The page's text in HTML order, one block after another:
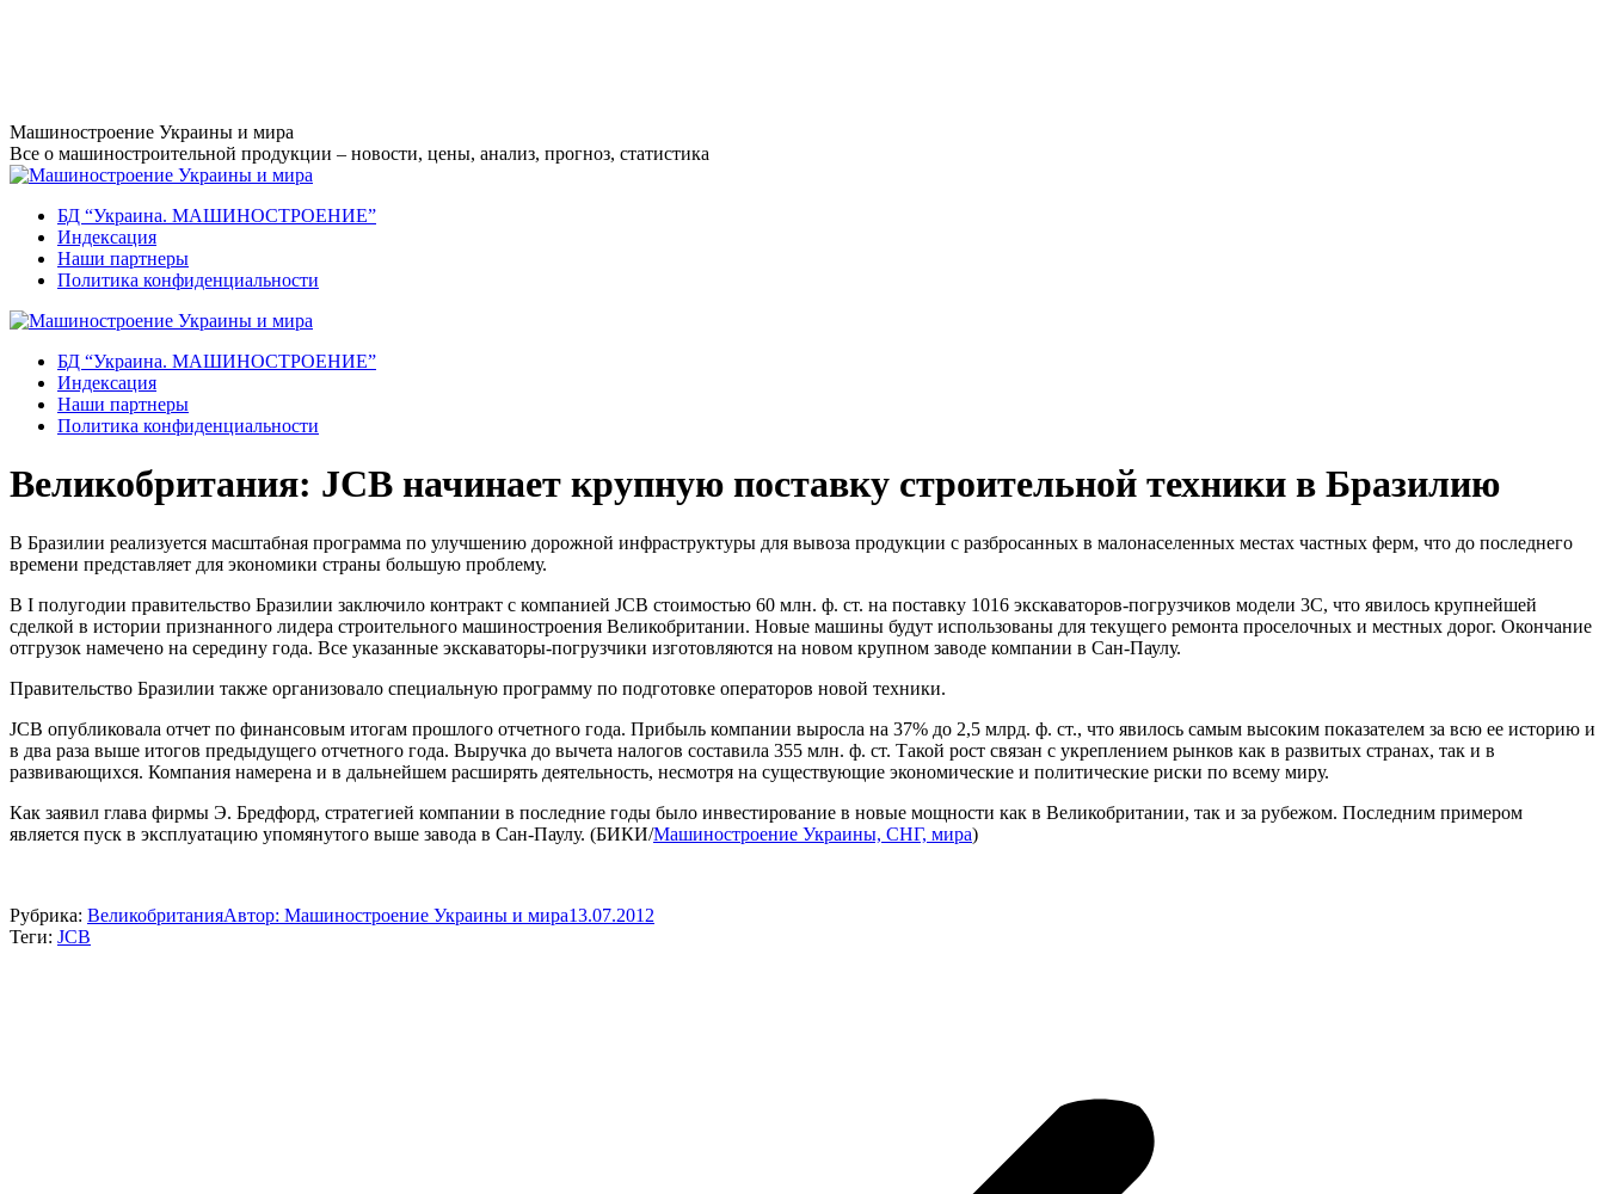
Перейти
к
содержанию
Машиностроение Украины и мира
Все о машиностроительной продукции – новости, цены, анализ, прогноз, статистика
БД “Украина. МАШИНОСТРОЕНИЕ”
Индекcация
Наши партнеры
Политика конфиденциальности
БД “Украина. МАШИНОСТРОЕНИЕ”
Индекcация
Наши партнеры
Политика конфиденциальности
Великобритания: JCB начинает крупную поставку строительной техники в Бразилию
В Бразилии реализуется масштабная программа по улучшению дорожной инфраструктуры для вывоза продукции с разбросанных в малонаселенных местах частных ферм, что до последнего
времени представляет для экономики страны большую проблему.
В I полугодии правительство Бразилии заключило контракт с компанией JCB стоимостью 60 млн. ф. ст. на поставку 1016 экскаваторов-погрузчиков модели 3C, что явилось крупнейшей
сделкой в истории признанного лидера строительного машиностроения Великобритании. Новые машины будут использованы для текущего ремонта проселочных и местных дорог. Окончание
отгрузок намечено на середину года. Все указанные экскаваторы-погрузчики изготовляются на новом крупном заводе компании в Сан-Паулу.
Правительство Бразилии также организовало специальную программу по подготовке операторов новой техники.
JCB опубликовала отчет по финансовым итогам прошлого отчетного года. Прибыль компании выросла на 37% до 2,5 млрд. ф. ст., что явилось самым высоким показателем за всю ее историю и
в два раза выше итогов предыдущего отчетного года. Выручка до вычета налогов составила 355 млн. ф. ст. Такой рост связан с укреплением рынков как в развитых странах, так и в
развивающихся. Компания намерена и в дальнейшем расширять деятельность, несмотря на существующие экономические и политические риски по всему миру.
Как заявил глава фирмы Э. Бредфорд, стратегией компании в последние годы было инвестирование в новые мощности как в Великобритании, так и за рубежом. Последним примером
является пуск в эксплуатацию упомянутого выше завода в Сан-Паулу. (БИКИ/Машиностроение Украины, СНГ, мира)
Рубрика: ВеликобританияАвтор: Машиностроение Украины и мира13.07.2012
Теги: JCB